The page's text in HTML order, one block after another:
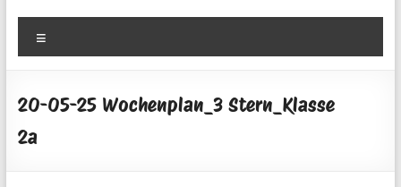
20-05-25 Wochenplan_3 Stern_Klasse
2a